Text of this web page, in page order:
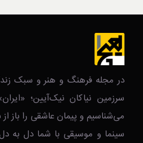
در مجله فرهنگ و هنر و سبک
سرزمین نیاکان نیک‌‌‌آیین؛
می‌شناسیم و پیمان عاشقی را باز
سینما و موسیقی با شما دل به دل